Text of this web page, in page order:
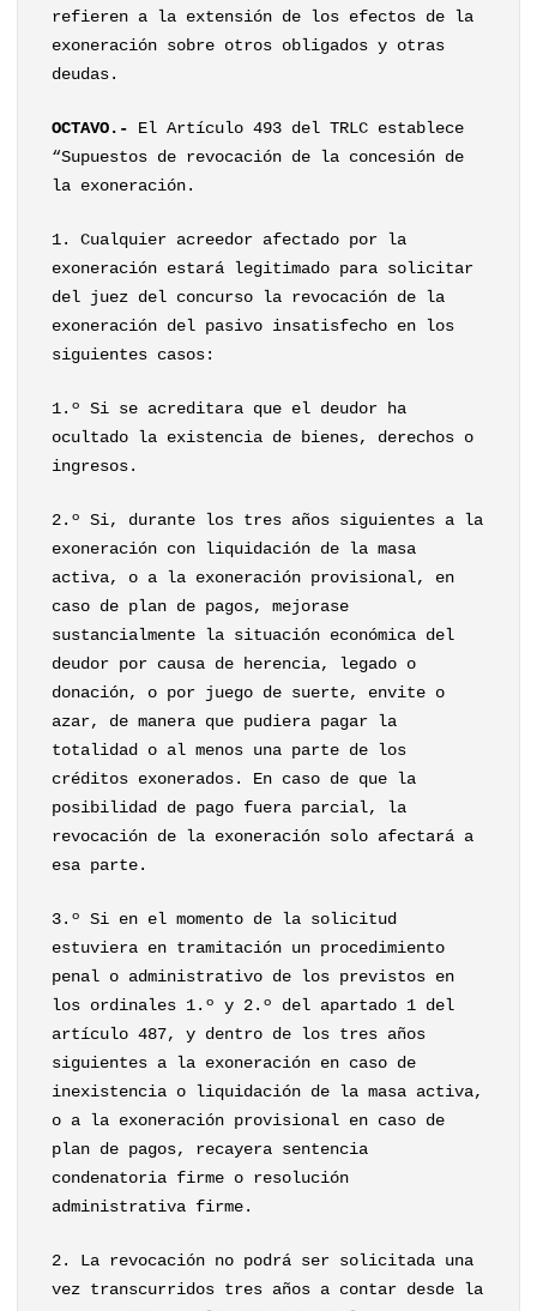
refieren a la extensión de los efectos de la
exoneración sobre otros obligados y otras
deudas.
OCTAVO.- El Artículo 493 del TRLC establece
“Supuestos de revocación de la concesión de
la exoneración.
1. Cualquier acreedor afectado por la
exoneración estará legitimado para solicitar
del juez del concurso la revocación de la
exoneración del pasivo insatisfecho en los
siguientes casos:
1.º Si se acreditara que el deudor ha
ocultado la existencia de bienes, derechos o
ingresos.
2.º Si, durante los tres años siguientes a la
exoneración con liquidación de la masa
activa, o a la exoneración provisional, en
caso de plan de pagos, mejorase
sustancialmente la situación económica del
deudor por causa de herencia, legado o
donación, o por juego de suerte, envite o
azar, de manera que pudiera pagar la
totalidad o al menos una parte de los
créditos exonerados. En caso de que la
posibilidad de pago fuera parcial, la
revocación de la exoneración solo afectará a
esa parte.
3.º Si en el momento de la solicitud
estuviera en tramitación un procedimiento
penal o administrativo de los previstos en
los ordinales 1.º y 2.º del apartado 1 del
artículo 487, y dentro de los tres años
siguientes a la exoneración en caso de
inexistencia o liquidación de la masa activa,
o a la exoneración provisional en caso de
plan de pagos, recayera sentencia
condenatoria firme o resolución
administrativa firme.
2. La revocación no podrá ser solicitada una
vez transcurridos tres años a contar desde la